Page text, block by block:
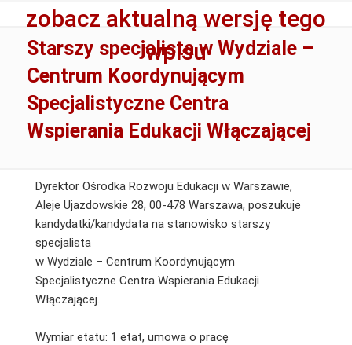
zobacz aktualną wersję tego
wpisu
Starszy specjalista w Wydziale –
Centrum Koordynującym
Specjalistyczne Centra
Wspierania Edukacji Włączającej
Dyrektor Ośrodka Rozwoju Edukacji w Warszawie,
Aleje Ujazdowskie 28, 00-478 Warszawa, poszukuje
kandydatki/kandydata na stanowisko starszy
specjalista
w Wydziale – Centrum Koordynującym
Specjalistyczne Centra Wspierania Edukacji
Włączającej.
Wymiar etatu: 1 etat, umowa o pracę